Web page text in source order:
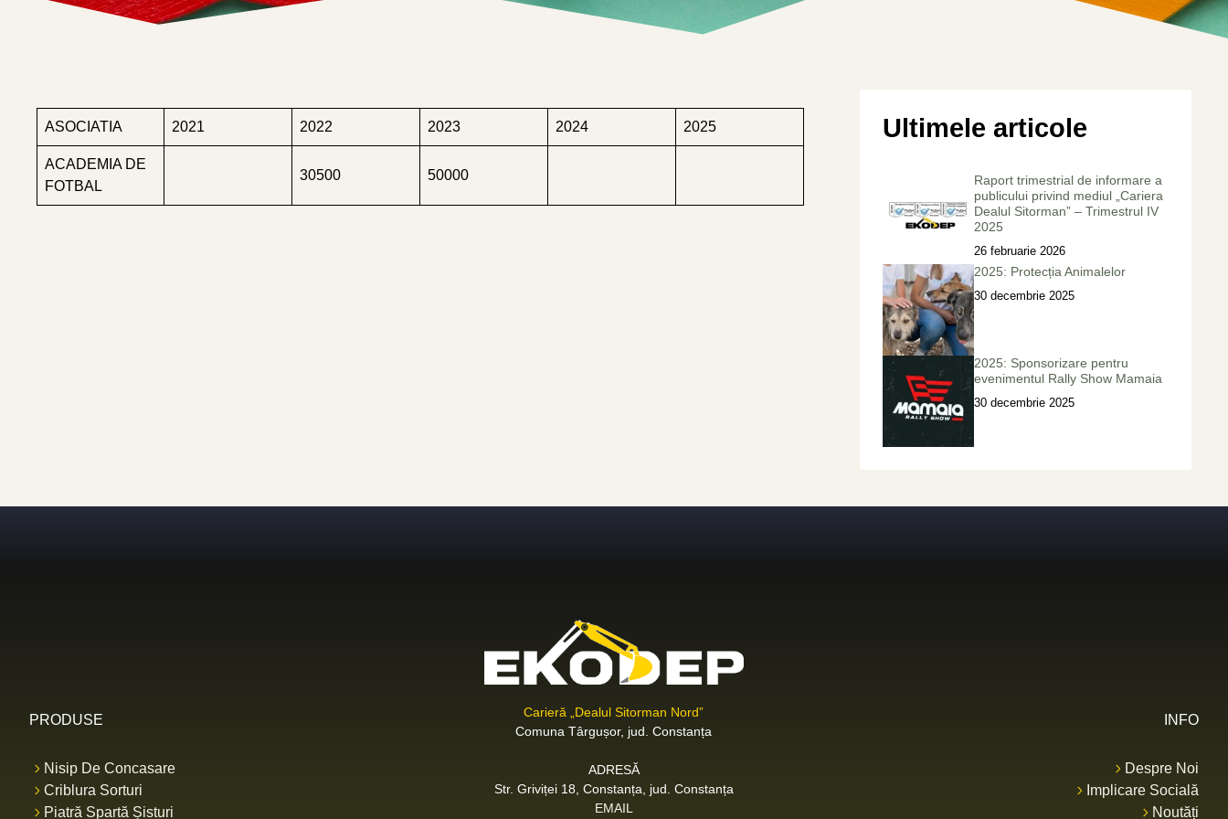
ASOCIATIA 2021 2022 2023 2024 2025
ACADEMIA DE
FOTBAL
30500 50000
Ultimele articole
Raport trimestrial de informare a
publicului privind mediul „Cariera
Dealul Sitorman” – Trimestrul IV
2025
26 februarie 2026
2025: Protecția Animalelor
30 decembrie 2025
2025: Sponsorizare pentru
evenimentul Rally Show Mamaia
30 decembrie 2025
PRODUSE
Nisip De Concasare
Criblura Sorturi
Piatră Spartă Șisturi
Carieră „Dealul Sitorman Nord”
Comuna Târgușor, jud. Constanța
ADRESĂ
Str. Griviței 18, Constanța, jud. Constanța
EMAIL
INFO
Despre Noi
Implicare Socială
Noutăți